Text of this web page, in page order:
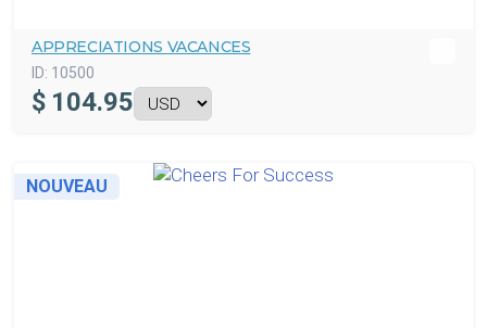
APPRECIATIONS VACANCES
ID: 10500
$ 104.95
NOUVEAU